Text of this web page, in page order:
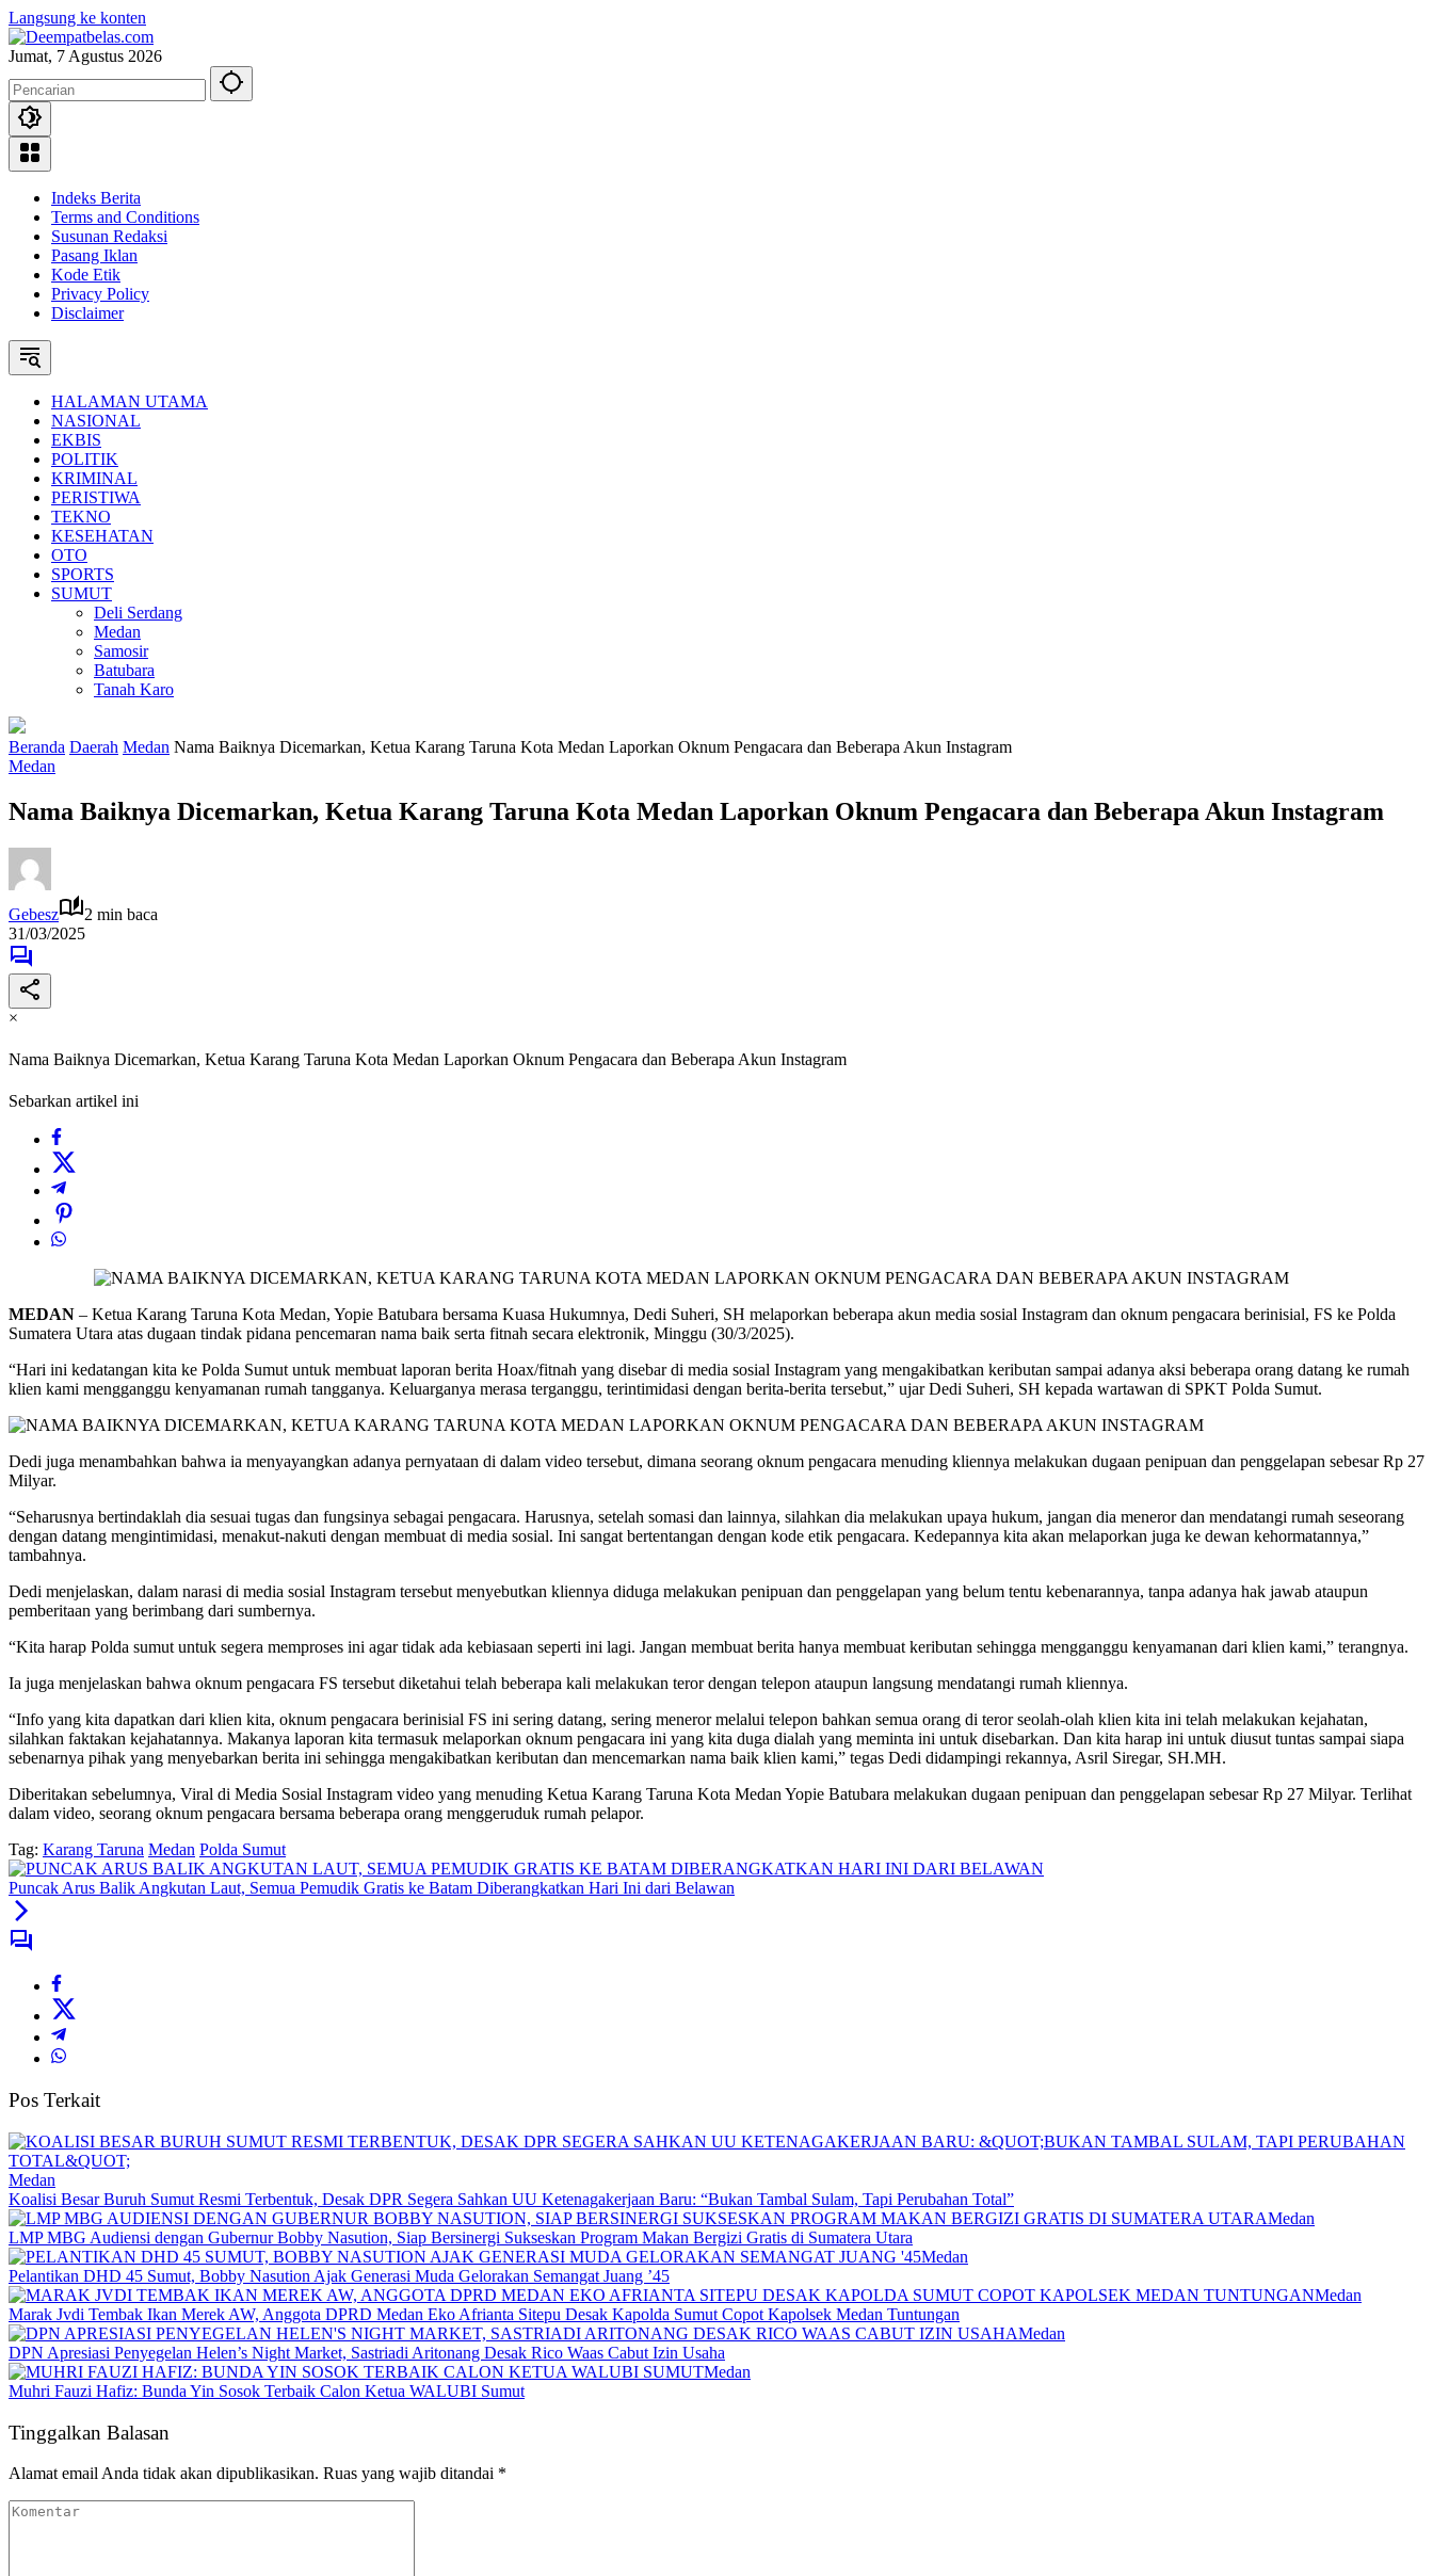
Langsung ke konten
Jumat, 7 Agustus 2026
Indeks Berita
Terms and Conditions
Susunan Redaksi
Pasang Iklan
Kode Etik
Privacy Policy
Disclaimer
HALAMAN UTAMA
NASIONAL
EKBIS
POLITIK
KRIMINAL
PERISTIWA
TEKNO
KESEHATAN
OTO
SPORTS
SUMUT
Deli Serdang
Medan
Samosir
Batubara
Tanah Karo
Beranda Daerah Medan Nama Baiknya Dicemarkan, Ketua Karang Taruna Kota Medan Laporkan Oknum Pengacara dan Beberapa Akun Instagram
Medan
Nama Baiknya Dicemarkan, Ketua Karang Taruna Kota Medan Laporkan Oknum Pengacara dan Beberapa Akun Instagram
Gebesz
2 min baca
31/03/2025
×
Nama Baiknya Dicemarkan, Ketua Karang Taruna Kota Medan Laporkan Oknum Pengacara dan Beberapa Akun Instagram
Sebarkan artikel ini
MEDAN – Ketua Karang Taruna Kota Medan, Yopie Batubara bersama Kuasa Hukumnya, Dedi Suheri, SH melaporkan beberapa akun media sosial Instagram dan oknum pengacara berinisial, FS ke Polda
Sumatera Utara atas dugaan tindak pidana pencemaran nama baik serta fitnah secara elektronik, Minggu (30/3/2025).
“Hari ini kedatangan kita ke Polda Sumut untuk membuat laporan berita Hoax/fitnah yang disebar di media sosial Instagram yang mengakibatkan keributan sampai adanya aksi beberapa orang datang ke rumah
klien kami mengganggu kenyamanan rumah tangganya. Keluarganya merasa terganggu, terintimidasi dengan berita-berita tersebut,” ujar Dedi Suheri, SH kepada wartawan di SPKT Polda Sumut.
Dedi juga menambahkan bahwa ia menyayangkan adanya pernyataan di dalam video tersebut, dimana seorang oknum pengacara menuding kliennya melakukan dugaan penipuan dan penggelapan sebesar Rp 27
Milyar.
“Seharusnya bertindaklah dia sesuai tugas dan fungsinya sebagai pengacara. Harusnya, setelah somasi dan lainnya, silahkan dia melakukan upaya hukum, jangan dia meneror dan mendatangi rumah seseorang
dengan datang mengintimidasi, menakut-nakuti dengan membuat di media sosial. Ini sangat bertentangan dengan kode etik pengacara. Kedepannya kita akan melaporkan juga ke dewan kehormatannya,”
tambahnya.
Dedi menjelaskan, dalam narasi di media sosial Instagram tersebut menyebutkan kliennya diduga melakukan penipuan dan penggelapan yang belum tentu kebenarannya, tanpa adanya hak jawab ataupun
pemberitaan yang berimbang dari sumbernya.
“Kita harap Polda sumut untuk segera memproses ini agar tidak ada kebiasaan seperti ini lagi. Jangan membuat berita hanya membuat keributan sehingga mengganggu kenyamanan dari klien kami,” terangnya.
Ia juga menjelaskan bahwa oknum pengacara FS tersebut diketahui telah beberapa kali melakukan teror dengan telepon ataupun langsung mendatangi rumah kliennya.
“Info yang kita dapatkan dari klien kita, oknum pengacara berinisial FS ini sering datang, sering meneror melalui telepon bahkan semua orang di teror seolah-olah klien kita ini telah melakukan kejahatan,
silahkan faktakan kejahatannya. Makanya laporan kita termasuk melaporkan oknum pengacara ini yang kita duga dialah yang meminta ini untuk disebarkan. Dan kita harap ini untuk diusut tuntas sampai siapa
sebenarnya pihak yang menyebarkan berita ini sehingga mengakibatkan keributan dan mencemarkan nama baik klien kami,” tegas Dedi didampingi rekannya, Asril Siregar, SH.MH.
Diberitakan sebelumnya, Viral di Media Sosial Instagram video yang menuding Ketua Karang Taruna Kota Medan Yopie Batubara melakukan dugaan penipuan dan penggelapan sebesar Rp 27 Milyar. Terlihat
dalam video, seorang oknum pengacara bersama beberapa orang menggeruduk rumah pelapor.
Tag: Karang Taruna Medan Polda Sumut
Puncak Arus Balik Angkutan Laut, Semua Pemudik Gratis ke Batam Diberangkatkan Hari Ini dari Belawan
Pos Terkait
Medan
Koalisi Besar Buruh Sumut Resmi Terbentuk, Desak DPR Segera Sahkan UU Ketenagakerjaan Baru: “Bukan Tambal Sulam, Tapi Perubahan Total”
Medan
LMP MBG Audiensi dengan Gubernur Bobby Nasution, Siap Bersinergi Sukseskan Program Makan Bergizi Gratis di Sumatera Utara
Medan
Pelantikan DHD 45 Sumut, Bobby Nasution Ajak Generasi Muda Gelorakan Semangat Juang ’45
Medan
Marak Jvdi Tembak Ikan Merek AW, Anggota DPRD Medan Eko Afrianta Sitepu Desak Kapolda Sumut Copot Kapolsek Medan Tuntungan
Medan
DPN Apresiasi Penyegelan Helen’s Night Market, Sastriadi Aritonang Desak Rico Waas Cabut Izin Usaha
Medan
Muhri Fauzi Hafiz: Bunda Yin Sosok Terbaik Calon Ketua WALUBI Sumut
Tinggalkan Balasan
Alamat email Anda tidak akan dipublikasikan. Ruas yang wajib ditandai *